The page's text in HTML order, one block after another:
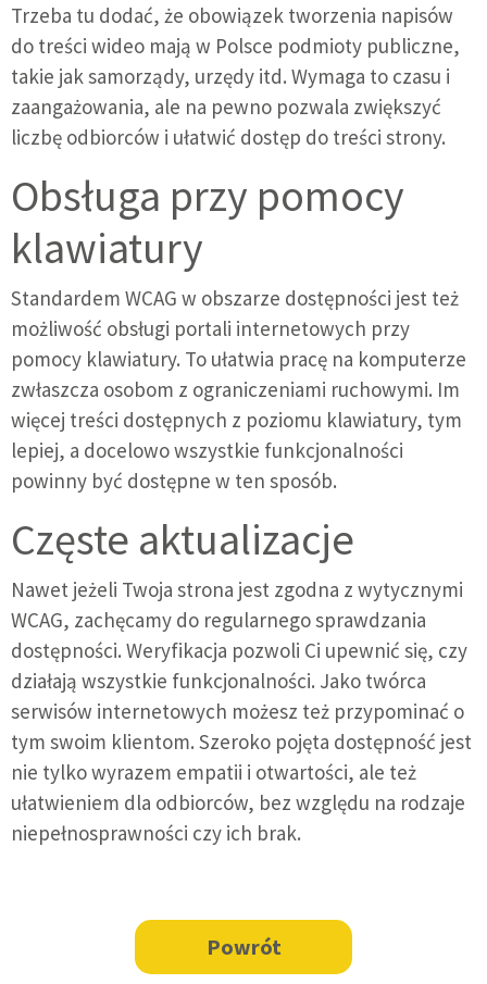
Trzeba tu dodać, że obowiązek tworzenia napisów
do treści wideo mają w Polsce podmioty publiczne,
takie jak samorządy, urzędy itd. Wymaga to czasu i
zaangażowania, ale na pewno pozwala zwiększyć
liczbę odbiorców i ułatwić dostęp do treści strony.
Obsługa przy pomocy
klawiatury
Standardem WCAG w obszarze dostępności jest też
możliwość obsługi portali internetowych przy
pomocy klawiatury. To ułatwia pracę na komputerze
zwłaszcza osobom z ograniczeniami ruchowymi. Im
więcej treści dostępnych z poziomu klawiatury, tym
lepiej, a docelowo wszystkie funkcjonalności
powinny być dostępne w ten sposób.
Częste aktualizacje
Nawet jeżeli Twoja strona jest zgodna z wytycznymi
WCAG, zachęcamy do regularnego sprawdzania
dostępności. Weryfikacja pozwoli Ci upewnić się, czy
działają wszystkie funkcjonalności. Jako twórca
serwisów internetowych możesz też przypominać o
tym swoim klientom. Szeroko pojęta dostępność jest
nie tylko wyrazem empatii i otwartości, ale też
ułatwieniem dla odbiorców, bez względu na rodzaje
niepełnosprawności czy ich brak.
Powrót